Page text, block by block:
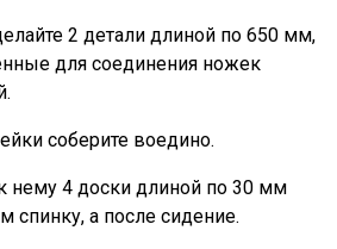
2 детали длиной по 650 мм,
для соединения ножек
соберите воедино.
нему 4 доски длиной по 30 мм
спинку, а после сидение.